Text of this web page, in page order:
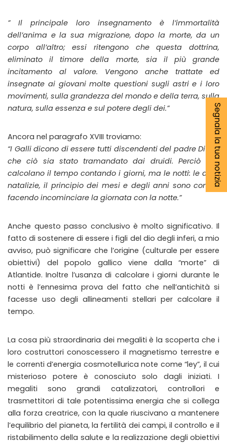
” Il principale loro insegnamento è l’immortalità
dell’anima e la sua migrazione, dopo la morte, da un
corpo all’altro; essi ritengono che questa dottrina,
eliminato il timore della morte, sia il più grande
incitamento al valore. Vengono anche trattate ed
insegnate ai giovani molte questioni sugli astri e i loro
movimenti, sulla grandezza del mondo e della terra, sulla
natura, sulla essenza e sul potere degli dei.”
Ancora nel paragrafo XVIII troviamo:
“I Galli dicono di essere tutti discendenti del padre Dite e
che ciò sia stato tramandato dai druidi. Perciò non
calcolano il tempo contando i giorni, ma le notti: le date
natalizie, il principio dei mesi e degli anni sono contati
facendo incominciare la giornata con la notte.”
Anche questo passo conclusivo è molto significativo. Il
fatto di sostenere di essere i figli del dio degli inferi, a mio
avviso, può significare che l’origine (culturale per essere
obiettivi) del popolo gallico viene dalla “morte” di
Atlantide. Inoltre l’usanza di calcolare i giorni durante le
notti è l’ennesima prova del fatto che nell’antichità si
facesse uso degli allineamenti stellari per calcolare il
tempo.
La cosa più straordinaria dei megaliti è la scoperta che i
loro costruttori conoscessero il magnetismo terrestre e
le correnti d’energia cosmotellurica note come “ley”, il cui
misterioso potere è conosciuto solo dagli iniziati. I
megaliti sono grandi catalizzatori, controllori e
trasmettitori di tale potentissima energia che si collega
alla forza creatrice, con la quale riuscivano a mantenere
l’equilibrio del pianeta, la fertilità dei campi, il controllo e il
ristabilimento della salute e la realizzazione degli obiettivi
Segnala la tua notizia